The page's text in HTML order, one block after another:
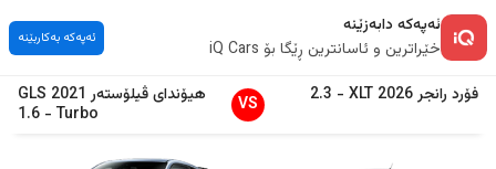
ئەپەکە دابەزێنە
خێراترین و ئاسانترین ڕێگا بۆ iQ Cars
ئەپەکە بەکاربێنە
فۆرد رانجر2026
XLT
-
2.3
VS هیۆندایڤیلۆستەر 2021
GLS
Turbo
-
1.6